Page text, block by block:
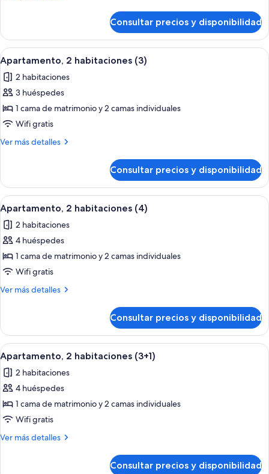
2
habitaciones
(1+1)
Consultar precios y disponibilidad
Abrir
todas
las
fotos
de
Apartamento,
2
Habitación de hotel con una cama
9
Apartamento, 2 habitaciones (3)
2 habitaciones
3 huéspedes
1 cama de matrimonio y 2 camas individuales
Wifi gratis
Ver más detalles
Más
2
habitaciones
(3)
Consultar precios y disponibilidad
Abrir
todas
las
fotos
de
Apartamento,
2
Habitación de hotel con una cama
9
Apartamento, 2 habitaciones (4)
2 habitaciones
4 huéspedes
1 cama de matrimonio y 2 camas individuales
Wifi gratis
Ver más detalles
Más
2
habitaciones
(4)
Consultar precios y disponibilidad
Abrir
todas
las
fotos
de
Apartamento,
2
Habitación de hotel con una cama
9
Apartamento, 2 habitaciones (3+1)
2 habitaciones
4 huéspedes
1 cama de matrimonio y 2 camas individuales
Wifi gratis
Ver más detalles
Más
Consultar precios y disponibilidad